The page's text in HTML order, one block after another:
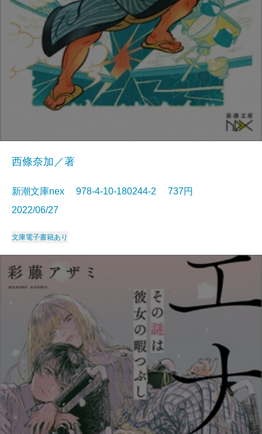
西條奈加／著
新潮文庫nex 978-4-10-180244-2 737円
2022/06/27
文庫電子書籍あり